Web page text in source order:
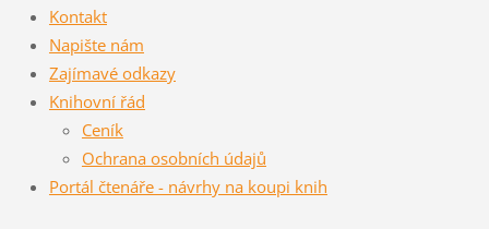
Kontakt
Napište nám
Zajímavé odkazy
Knihovní řád
Ceník
Ochrana osobních údajů
Portál čtenáře - návrhy na koupi knih